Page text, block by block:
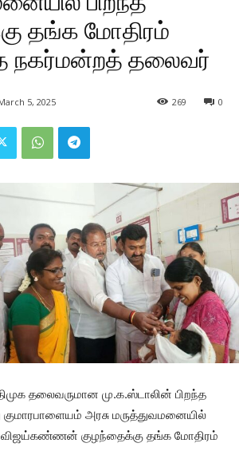
தங்க மோதிரம்
நகர்மன்றத் தலைவர்
5, 2025 0
269
தலைவருமான மு.க.ஸ்டாலின் பிறந்த
அரசு மருத்துவமனையில்
குழந்தைக்கு தங்க மோதிரம்